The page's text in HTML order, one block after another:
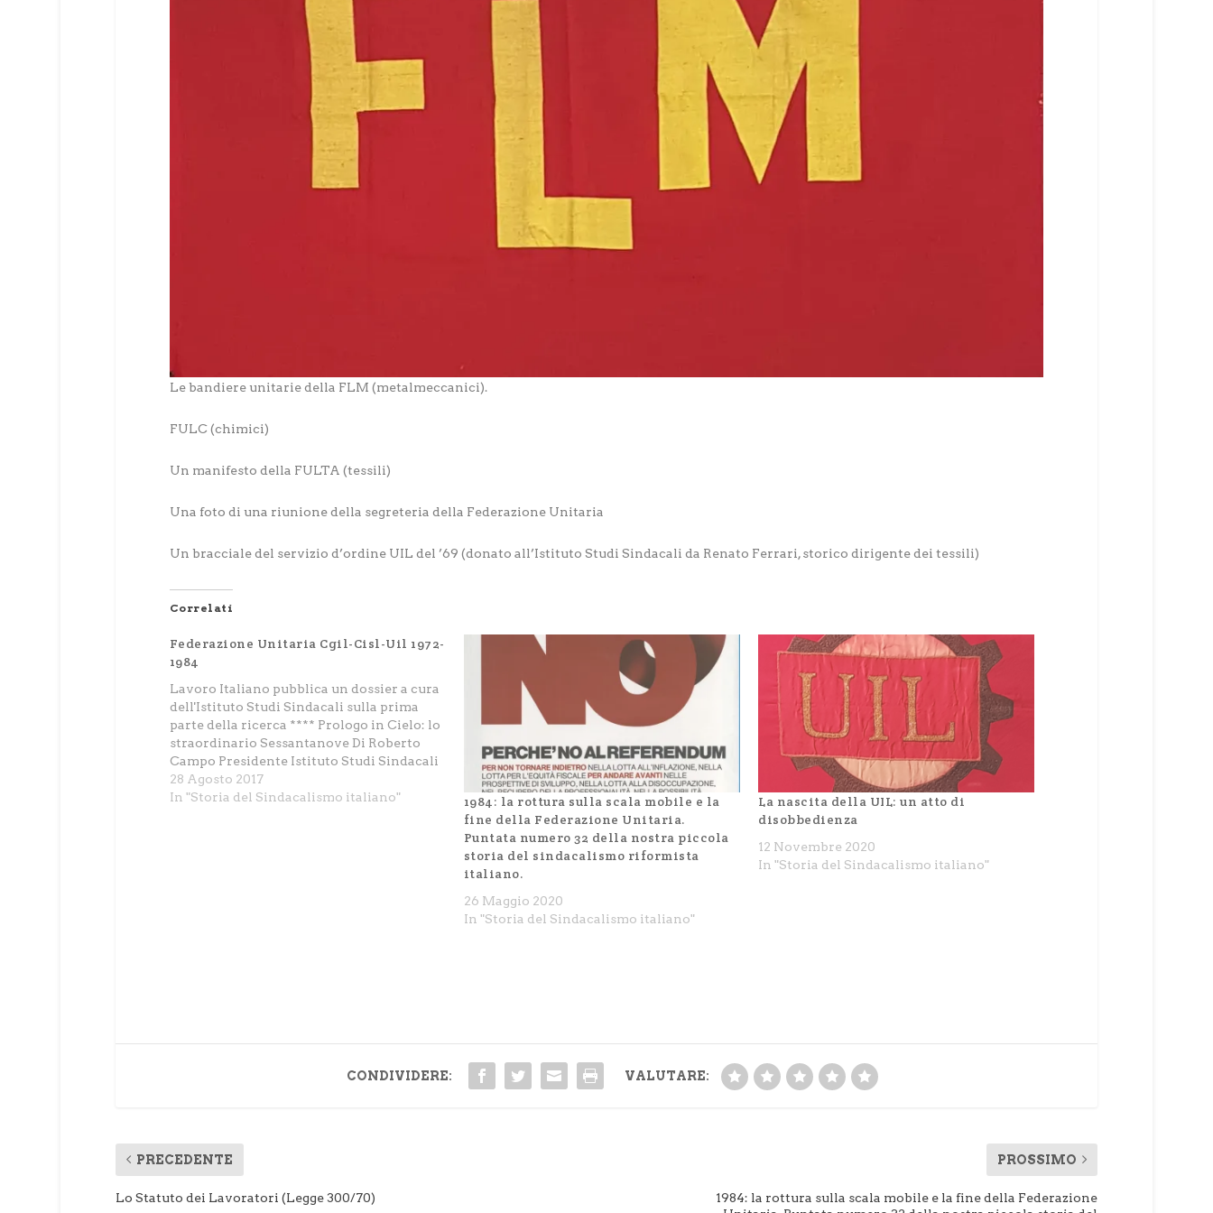
Le bandiere unitarie della FLM (metalmeccanici).
FULC (chimici)
Un manifesto della FULTA (tessili)
Una foto di una riunione della segreteria della Federazione Unitaria
Un bracciale del servizio d’ordine UIL del ’69 (donato all’Istituto Studi Sindacali da Renato Ferrari, storico dirigente dei tessili)
Correlati
Federazione Unitaria Cgil-Cisl-Uil 1972-
1984
Lavoro Italiano pubblica un dossier a cura
dell'Istituto Studi Sindacali sulla prima
parte della ricerca **** Prologo in Cielo: lo
straordinario Sessantanove Di Roberto
Campo Presidente Istituto Studi Sindacali
Uil “Italo Viglianesi” Si è svolta martedì 9
maggio 2017 alla Facoltà di Economia
28 Agosto 2017
In "Storia del Sindacalismo italiano"
1984: la rottura sulla scala mobile e la
fine della Federazione Unitaria.
Puntata numero 32 della nostra piccola
storia del sindacalismo riformista
italiano.
26 Maggio 2020
In "Storia del Sindacalismo italiano"
La nascita della UIL: un atto di
disobbedienza
12 Novembre 2020
In "Storia del Sindacalismo italiano"
CONDIVIDERE: VALUTARE:
PRECEDENTE
Lo Statuto dei Lavoratori (Legge 300/70)
PROSSIMO
1984: la rottura sulla scala mobile e la fine della Federazione